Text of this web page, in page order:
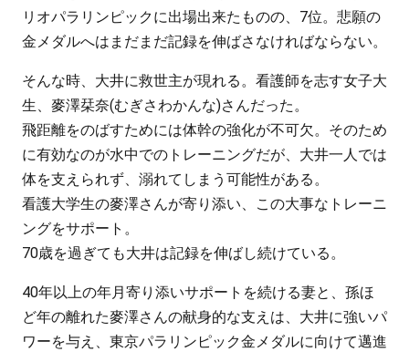
リオパラリンピックに出場出来たものの、7位。悲願の
金メダルへはまだまだ記録を伸ばさなければならない。
そんな時、大井に救世主が現れる。看護師を志す女子大
生、麥澤栞奈(むぎさわかんな)さんだった。
飛距離をのばすためには体幹の強化が不可欠。そのため
に有効なのが水中でのトレーニングだが、大井一人では
体を支えられず、溺れてしまう可能性がある。
看護大学生の麥澤さんが寄り添い、この大事なトレーニ
ングをサポート。
70歳を過ぎても大井は記録を伸ばし続けている。
40年以上の年月寄り添いサポートを続ける妻と、孫ほ
ど年の離れた麥澤さんの献身的な支えは、大井に強いパ
ワーを与え、東京パラリンピック金メダルに向けて邁進